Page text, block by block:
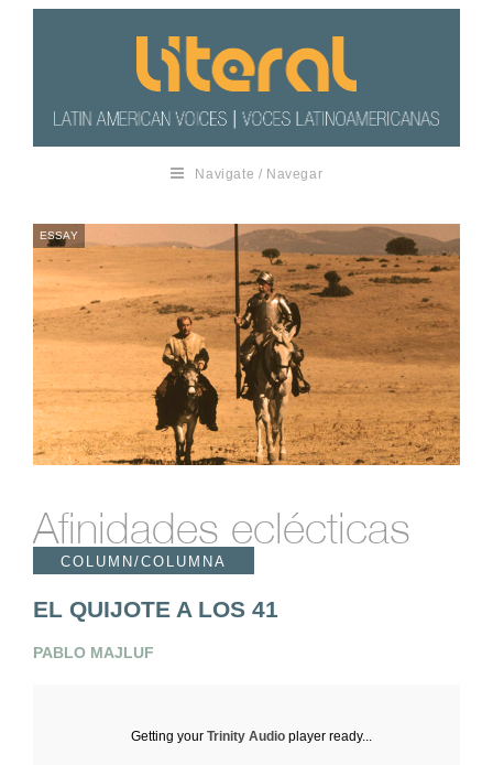
Navigate / Navegar
ESSAY
Afinidades eclécticas
COLUMN/COLUMNA
EL QUIJOTE A LOS 41
PABLO MAJLUF
Getting yourTrinity Audio player ready...